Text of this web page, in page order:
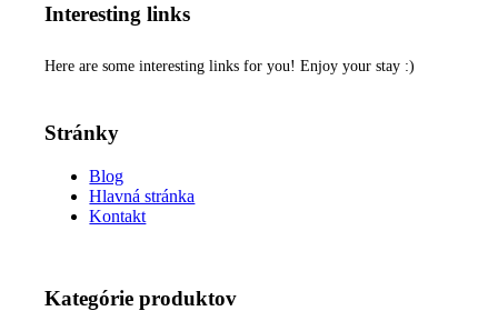
Interesting links
Here are some interesting links for you! Enjoy your stay :)
Stránky
Blog
Hlavná stránka
Kontakt
Kategórie produktov